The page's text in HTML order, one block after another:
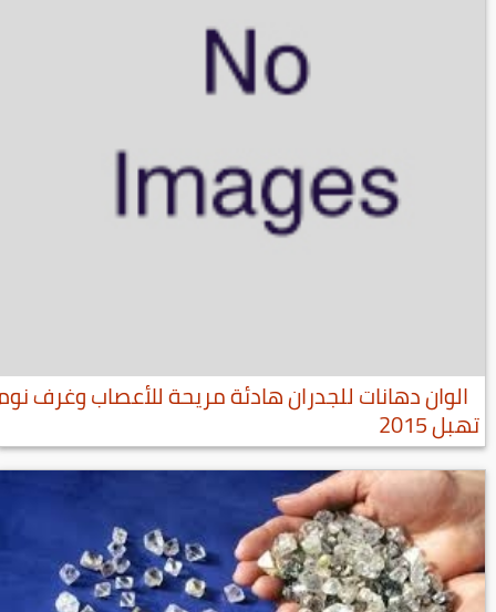
الوان دهانات للجدران هادئة مريحة للأعصاب وغرف
تهبل 2015